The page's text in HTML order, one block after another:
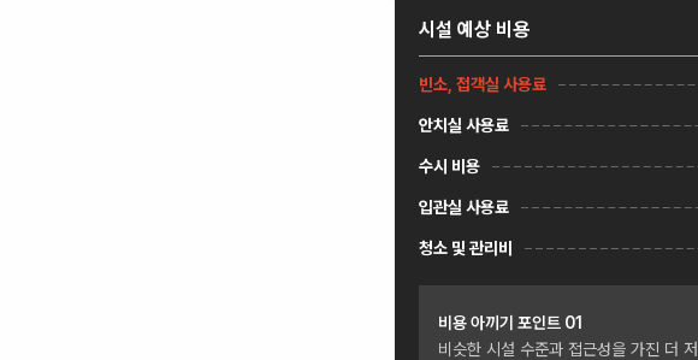
시설 예상 비용
빈소, 접객실 사용료
안치실 사용료
수시 비용
입관실 사용료
청소 및 관리비
비용 아끼기 포인트 01
비슷한 시설 수준과 접근성을 가진 더